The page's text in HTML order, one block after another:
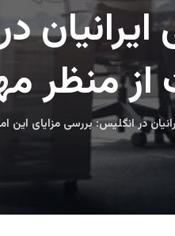
از منظر
در انگلیس: بررسی مزایای این